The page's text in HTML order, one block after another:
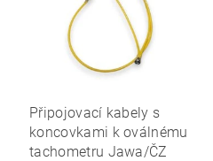
Připojovací kabely s
koncovkami k oválnému
tachometru Jawa/ČZ